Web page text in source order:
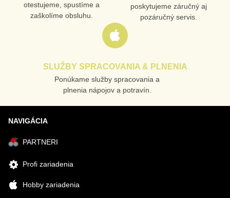
otestujeme, spustíme a
zaškolíme obsluhu.
poskytujeme záručný aj
pozáručný servis.
SLUŽBY SPRACOVANIA & PLNENIA
Ponúkame služby spracovania a
plnenia nápojov a potravín.
NAVIGÁCIA
PARTNERI
Profi zariadenia
Hobby zariadenia